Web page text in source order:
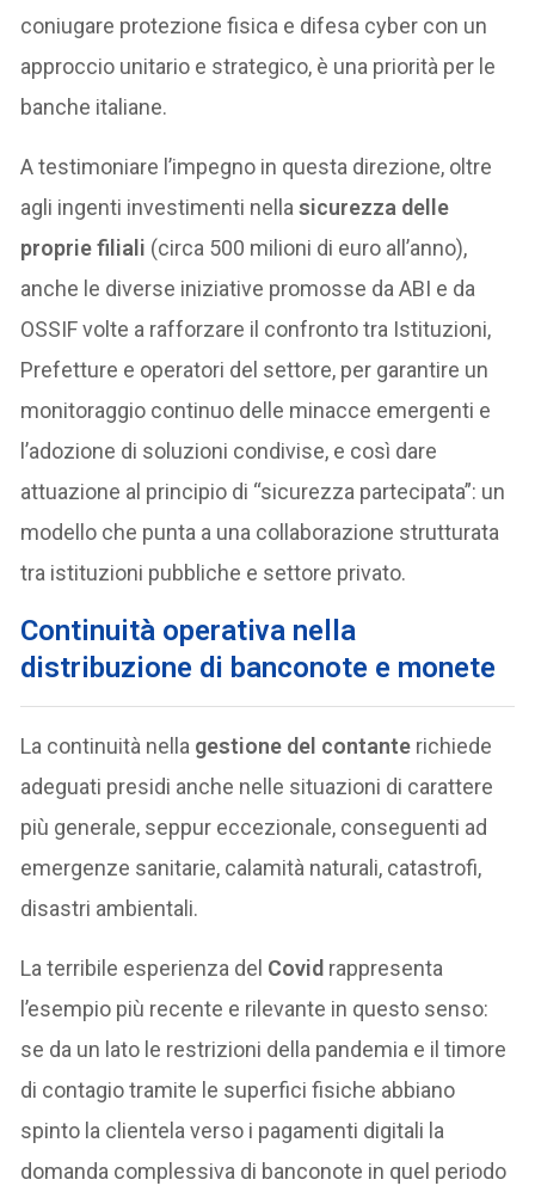
coniugare protezione fisica e difesa cyber con un
approccio unitario e strategico, è una priorità per le
banche italiane.
A testimoniare l’impegno in questa direzione, oltre
agli ingenti investimenti nellasicurezza delle
proprie filiali (circa 500 milioni di euro all’anno),
anche le diverse iniziative promosse da ABI e da
OSSIF volte a rafforzare il confronto tra Istituzioni,
Prefetture e operatori del settore, per garantire un
monitoraggio continuo delle minacce emergenti e
l’adozione di soluzioni condivise, e così dare
attuazione al principio di “sicurezza partecipata”: un
modello che punta a una collaborazione strutturata
tra istituzioni pubbliche e settore privato.
Continuità operativa nella
distribuzione di banconote e monete
La continuità nella gestione del contante richiede
adeguati presidi anche nelle situazioni di carattere
più generale, seppur eccezionale, conseguenti ad
emergenze sanitarie, calamità naturali, catastrofi,
disastri ambientali.
La terribile esperienza del Covid rappresenta
l’esempio più recente e rilevante in questo senso:
se da un lato le restrizioni della pandemia e il timore
di contagio tramite le superfici fisiche abbiano
spinto la clientela verso i pagamenti digitali la
domanda complessiva di banconote in quel periodo